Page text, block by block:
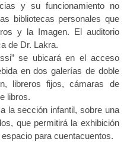
y su funcionamiento no
bibliotecas personales que
y la Imagen. El auditorio
de Dr. Lakra.
se ubicará en el acceso
en dos galerías de doble
libreros fijos, cámaras de
libros.
la sección infantil, sobre una
que permitirá la exhibición
para cuentacuentos.